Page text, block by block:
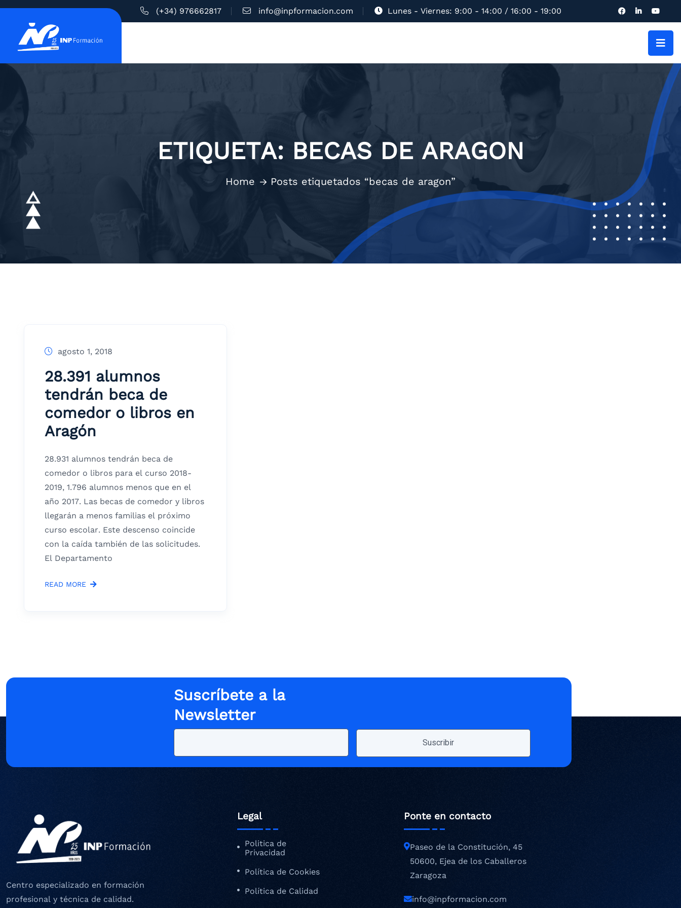
(+34) 976662817 info@inpformacion.com Lunes - Viernes: 9:00 - 14:00 / 16:00 - 19:00
ETIQUETA: BECAS DE ARAGON
Home Posts etiquetados “becas de aragon”
agosto 1, 2018
28.391 alumnos
tendrán beca de
comedor o libros en
Aragón
28.931 alumnos tendrán beca de
comedor o libros para el curso 2018-
2019, 1.796 alumnos menos que en el
año 2017. Las becas de comedor y libros
llegarán a menos familias el próximo
curso escolar. Este descenso coincide
con la caída también de las solicitudes.
El Departamento
READ MORE
Suscríbete a la
Newsletter
Centro especializado en formación
profesional y técnica de calidad.
Legal
Politica de
Privacidad
Política de Cookies
Política de Calidad
Ponte en contacto
Paseo de la Constitución, 45
50600, Ejea de los Caballeros
Zaragoza
info@inpformacion.com